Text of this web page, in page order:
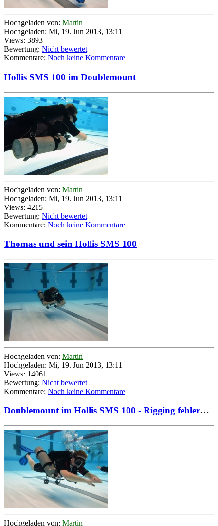
Hochgeladen von: Martin
Hochgeladen: Mi, 19. Jun 2013, 13:11
Views: 3893
Bewertung: Nicht bewertet
Kommentare: Noch keine Kommentare
Hollis SMS 100 im Doublemount
Hochgeladen von: Martin
Hochgeladen: Mi, 19. Jun 2013, 13:11
Views: 4215
Bewertung: Nicht bewertet
Kommentare: Noch keine Kommentare
Thomas und sein Hollis SMS 100
Hochgeladen von: Martin
Hochgeladen: Mi, 19. Jun 2013, 13:11
Views: 14061
Bewertung: Nicht bewertet
Kommentare: Noch keine Kommentare
Doublemount im Hollis SMS 100 - Rigging fehlerhaft
Hochgeladen von: Martin